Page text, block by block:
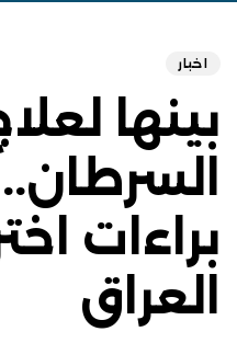
اخبار
بينها
براءات
العراق